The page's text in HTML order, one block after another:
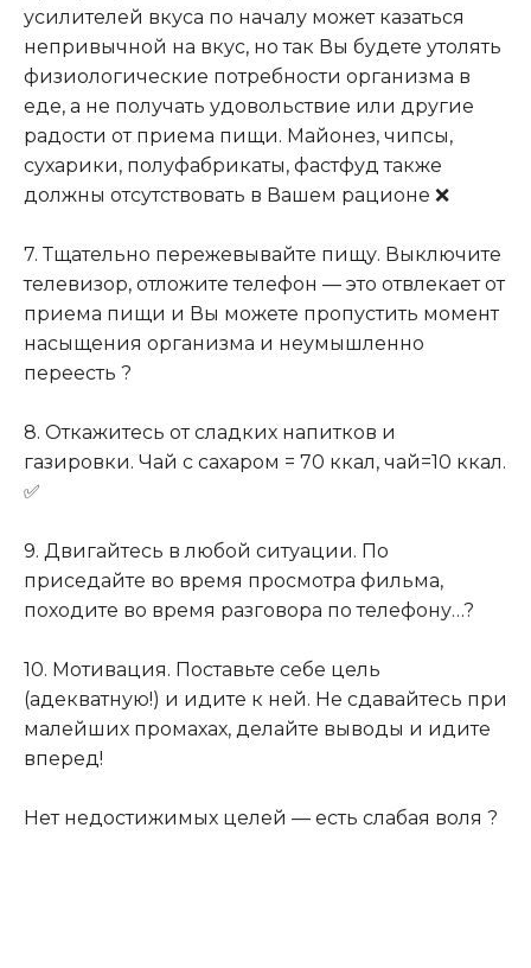
усилителей вкуса по началу может казаться
непривычной на вкус, но так Вы будете утолять
физиологические потребности организма в
еде, а не получать удовольствие или другие
радости от приема пищи. Майонез, чипсы,
сухарики, полуфабрикаты, фастфуд также
должны отсутствовать в Вашем рационе ❌
7. Тщательно пережевывайте пищу. Выключите
телевизор, отложите телефон — это отвлекает от
приема пищи и Вы можете пропустить момент
насыщения организма и неумышленно
переесть ?
8. Откажитесь от сладких напитков и
газировки. Чай с сахаром = 70 ккал, чай=10 ккал.
✅
9. Двигайтесь в любой ситуации. По
приседайте во время просмотра фильма,
походите во время разговора по телефону…?
10. Мотивация. Поставьте себе цель
(адекватную!) и идите к ней. Не сдавайтесь при
малейших промахах, делайте выводы и идите
вперед!
Нет недостижимых целей — есть слабая воля ?